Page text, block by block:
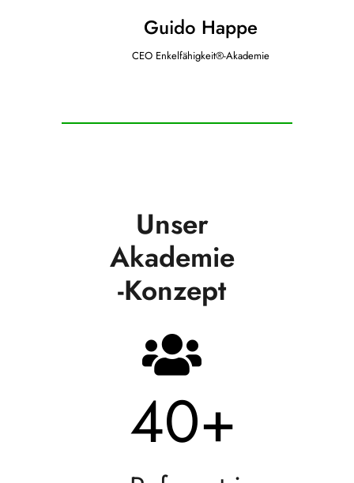
Guido Happe
CEO Enkelfähigkeit®-Akademie
Unser
Akademie
-Konzept
40+